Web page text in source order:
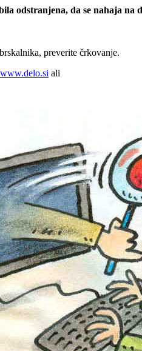
odstranjena, da se nahaja na
preverite črkovanje.
www.delo.si ali